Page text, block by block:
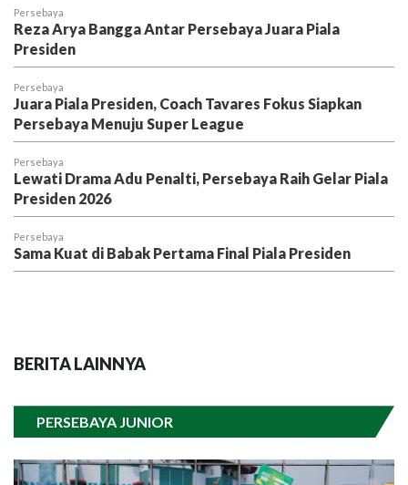
Persebaya
Reza Arya Bangga Antar Persebaya Juara Piala
Presiden
Persebaya
Juara Piala Presiden, Coach Tavares Fokus Siapkan
Persebaya Menuju Super League
Persebaya
Lewati Drama Adu Penalti, Persebaya Raih Gelar Piala
Presiden 2026
Persebaya
Sama Kuat di Babak Pertama Final Piala Presiden
BERITA LAINNYA
PERSEBAYA JUNIOR